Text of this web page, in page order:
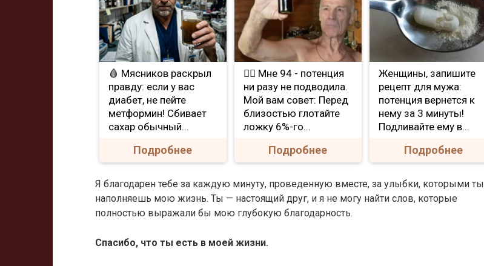
🩸 Мясников раскрыл
правду: если у вас
диабет, не пейте
метформин! Сбивает
сахар обычный...
Подробнее
❤️‍🔥 Мне 94 - потенция
ни разу не подводила.
Мой вам совет: Перед
близостью глотайте
ложку 6%-го...
Подробнее
Женщины, запишите
рецепт для мужа:
потенция вернется к
нему за 3 минуты!
Подливайте ему в...
Подробнее
Я благодарен тебе за каждую минуту, проведенную вместе, за улыбки, которыми ты
наполняешь мою жизнь. Ты — настоящий друг, и я не могу найти слов, которые
полностью выражали бы мою глубокую благодарность.
Спасибо, что ты есть в моей жизни.